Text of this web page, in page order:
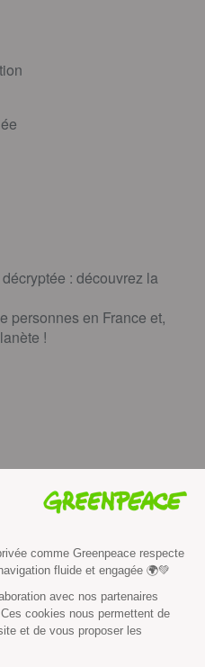
: découvrez la
personnes en France et,
!
instagramyoutube
intellectuelle
légales
dans le monde